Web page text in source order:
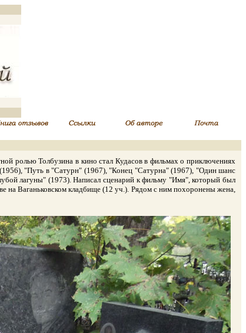
ролью Толбузина в кино стал Кудасов в фильмах о приключениях
"Путь в "Сатурн" (1967), "Конец "Сатурна" (1967), "Один шанс
лагуны" (1973). Написал сценарий к фильму "Имя", который был
на Ваганьковском кладбище (12 уч.). Рядом с ним похоронены жена,